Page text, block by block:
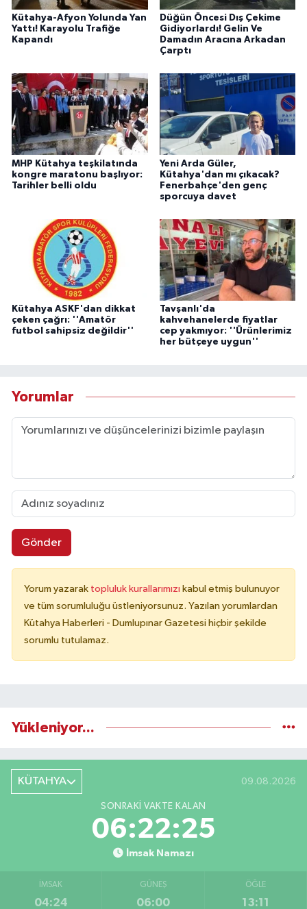
Kütahya-Afyon Yolunda Yan
Yattı! Karayolu Trafiğe
Kapandı
Düğün Öncesi Dış Çekime
Gidiyorlardı! Gelin Ve
Damadın Aracına Arkadan
Çarptı
MHP Kütahya teşkilatında
kongre maratonu başlıyor:
Tarihler belli oldu
Yeni Arda Güler,
Kütahya'dan mı çıkacak?
Fenerbahçe'den genç
sporcuya davet
Kütahya ASKF'dan dikkat
çeken çağrı: ''Amatör
futbol sahipsiz değildir''
Tavşanlı'da
kahvehanelerde fiyatlar
cep yakmıyor: ''Ürünlerimiz
her bütçeye uygun''
Yorumlar
Gönder
Yorum yazarak topluluk kurallarımızı kabul etmiş bulunuyor
ve tüm sorumluluğu üstleniyorsunuz. Yazılan yorumlardan
Kütahya Haberleri - Dumlupınar Gazetesi hiçbir şekilde
sorumlu tutulamaz.
Yükleniyor...
KÜTAHYA 09.08.2026
SONRAKI VAKTE KALAN
06:22:24
İmsak Namazı
İMSAK
04:24
GÜNEŞ
06:00
ÖĞLE
13:11